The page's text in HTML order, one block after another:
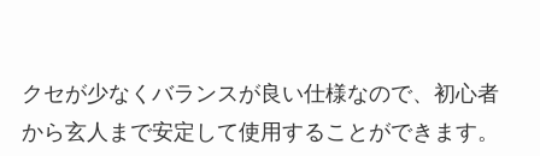
クセが少なくバランスが良い仕様なので、初心者
から玄人まで安定して使用することができます。